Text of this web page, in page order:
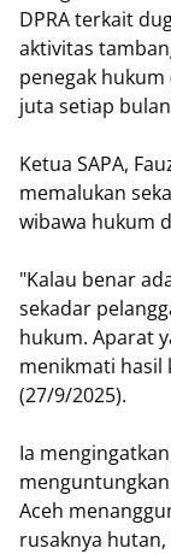
DPRA terkait
aktivitas
penegak hukum
juta setiap
Ketua SAPA,
memalukan
wibawa hukum
"Kalau benar
sekadar
hukum. Aparat
menikmati hasil
(27/9/2025).
Ia
Aceh
rusaknya